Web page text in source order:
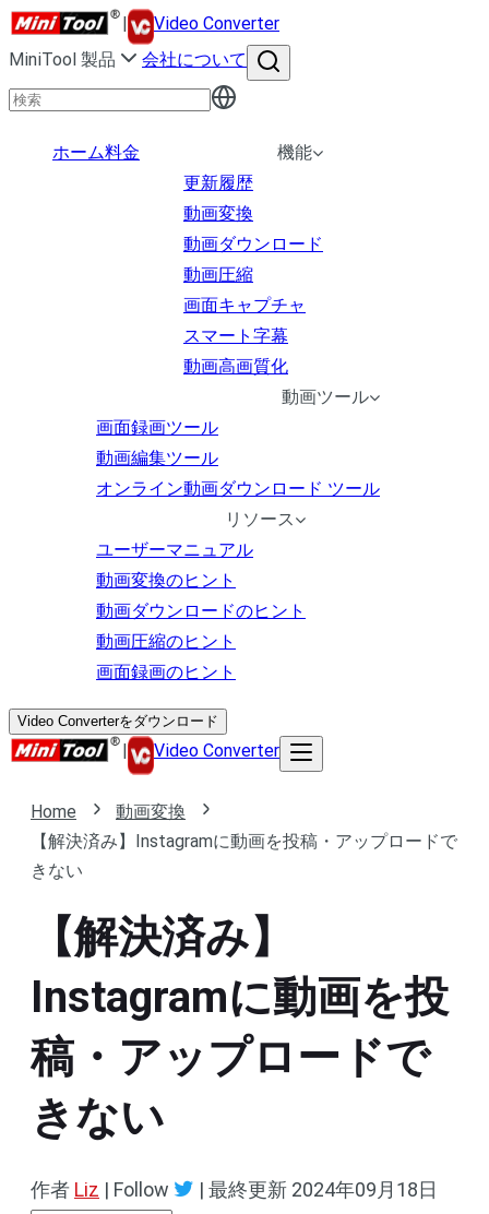
|
Video Converter
MiniTool 製品
会社について
ホーム料金
機能
更新履歴
動画変換
動画ダウンロード
動画圧縮
画面キャプチャ
スマート字幕
動画高画質化
動画ツール
画面録画ツール
動画編集ツール
オンライン動画ダウンロード ツール
リソース
ユーザーマニュアル
動画変換のヒント
動画ダウンロードのヒント
動画圧縮のヒント
画面録画のヒント
Video Converterをダウンロード
| Video Converter
Home
動画変換
【解決済み】Instagramに動画を投稿・アップロードで
きない
【解決済み】
Instagramに動画を投
稿・アップロードで
きない
作者 Liz | Follow | 最終更新 2024年09月18日